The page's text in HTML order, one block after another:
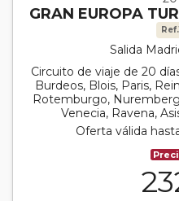
GRAN EUROPA
Salida
Circuito de viaje de 20
Burdeos, Blois, Paris,
Rotemburgo,
Venecia, Ravena,
Oferta válida